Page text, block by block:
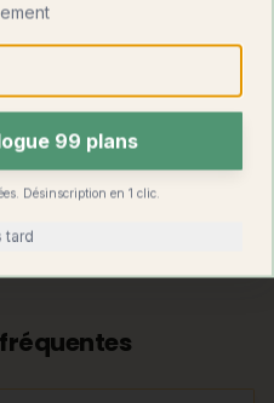
À créer (ITE/ITI)
Forte (réemploi)
99 plans
Désinscription en 1 clic.
tard